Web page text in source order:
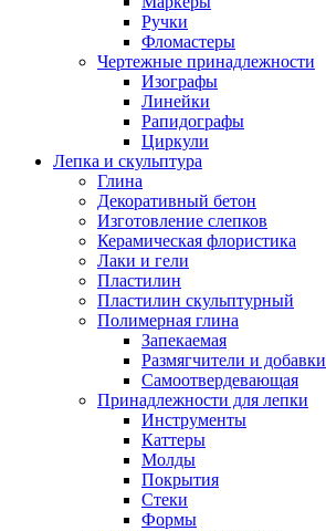
Ручки
Фломастеры
Чертежные принадлежности
Изографы
Линейки
Рапидографы
Циркули
Лепка и скульптура
Глина
Декоративный бетон
Изготовление слепков
Керамическая флористика
Лаки и гели
Пластилин
Пластилин скульптурный
Полимерная глина
Запекаемая
Размягчители и добавки
Самоотвердевающая
Принадлежности для лепки
Инструменты
Каттеры
Молды
Покрытия
Стеки
Формы